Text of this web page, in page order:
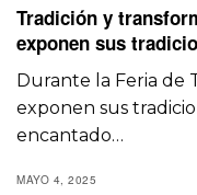
Tradición y
exponen sus
Durante la Feria de
exponen sus
encantado…
MAYO 4, 2025